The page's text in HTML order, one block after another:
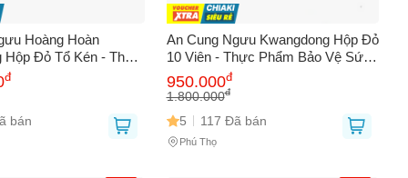
Hoàng Hoàn
Hộp Đỏ Tổ Kén - Thực
Sức Khỏe Từ Hàn
Tim Mạch, Tăng
đ
bán
An Cung Ngưu Kwangdong Hộp Đỏ
10 Viên - Thực Phẩm Bảo Vệ Sức
Khỏe, Tăng Cường Lưu Thông
Máu, Nội Địa Hàn Quốc
950.000đ
1.800.000đ
5 117 Đã bán
Phú Thọ